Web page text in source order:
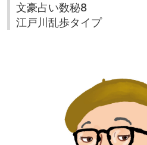
文豪占い数秘8
江戸川乱歩タイプ